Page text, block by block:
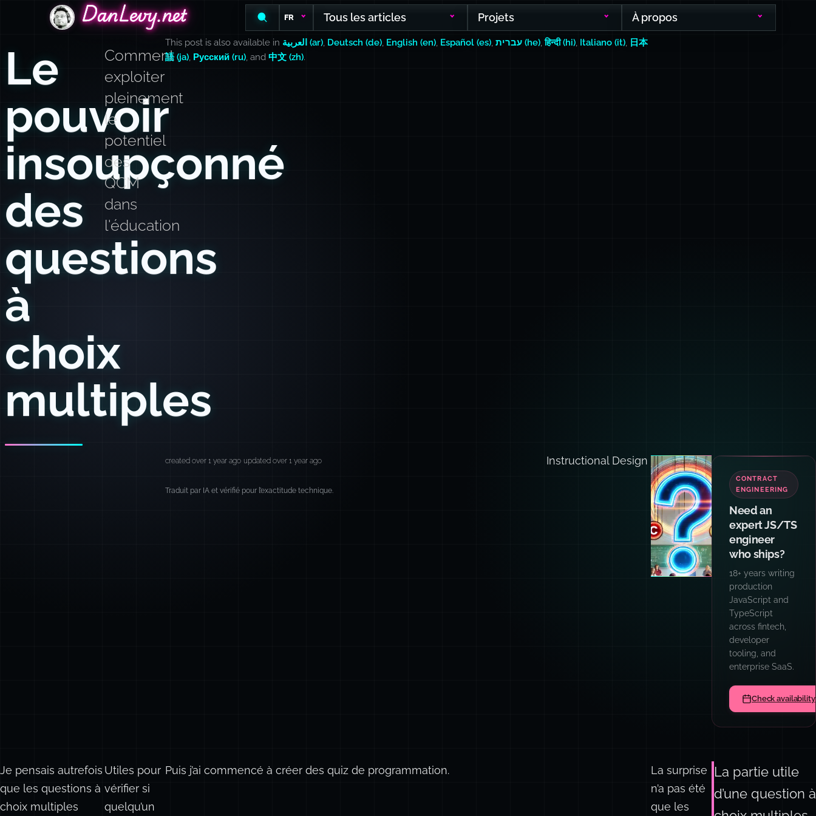
DanLevy.netDanLevy.net
DanLevy.net FR Tous les articles Projets À propos
Le
pouvoir
insoupçonné
des
questions
à
choix
multiples
Comment
exploiter
pleinement
le
potentiel
des
QCM
dans
l'éducation
This post is also available in العربية (ar) Deutsch (de) English (en) Español (es) עברית (he) ,हिन्दी (hi) Italiano (it)
日本
語 (ja) Русский (ru) , and 中文 (zh).
created over 1 year ago updated over 1 year ago Instructional Design
Traduit par IA et vérifié pour l’exactitude technique.
TEAM
TRAINING
Want your
team and
agents
writing code
like I do?
Hands-on
workshops for
engineering
teams: AI
patterns, prompt
engineering,
TypeScript,
architecture, and
code quality